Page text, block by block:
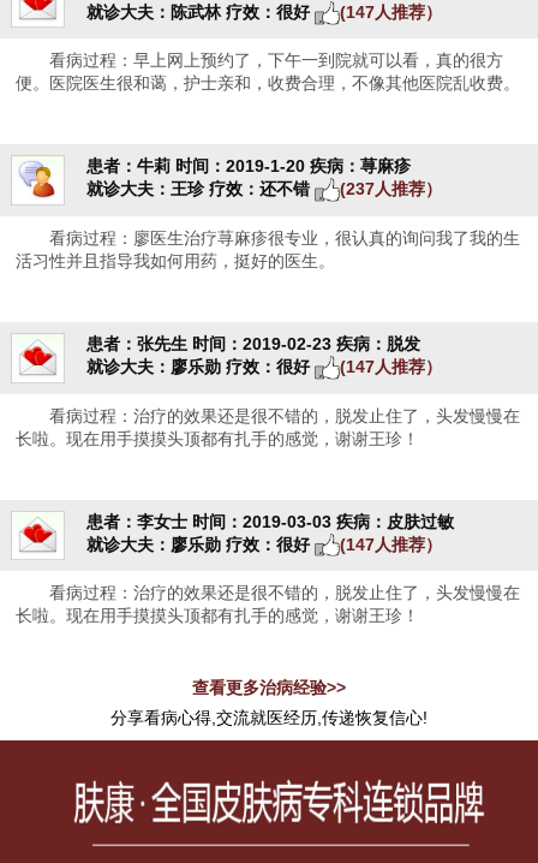
就诊大夫：陈武林 疗效：很好 (147人推荐）
看病过程：早上网上预约了，下午一到院就可以看，真的很方
便。医院医生很和蔼，护士亲和，收费合理，不像其他医院乱收费。
患者：牛莉 时间：2019-1-20 疾病：荨麻疹
就诊大夫：王珍 疗效：还不错 (237人推荐）
看病过程：廖医生治疗荨麻疹很专业，很认真的询问我了我的生
活习性并且指导我如何用药，挺好的医生。
患者：张先生 时间：2019-02-23 疾病：脱发
就诊大夫：廖乐勋 疗效：很好 (147人推荐）
看病过程：治疗的效果还是很不错的，脱发止住了，头发慢慢在
长啦。现在用手摸摸头顶都有扎手的感觉，谢谢王珍！
患者：李女士 时间：2019-03-03 疾病：皮肤过敏
就诊大夫：廖乐勋 疗效：很好 (147人推荐）
看病过程：治疗的效果还是很不错的，脱发止住了，头发慢慢在
长啦。现在用手摸摸头顶都有扎手的感觉，谢谢王珍！
查看更多治病经验>>
分享看病心得,交流就医经历,传递恢复信心!